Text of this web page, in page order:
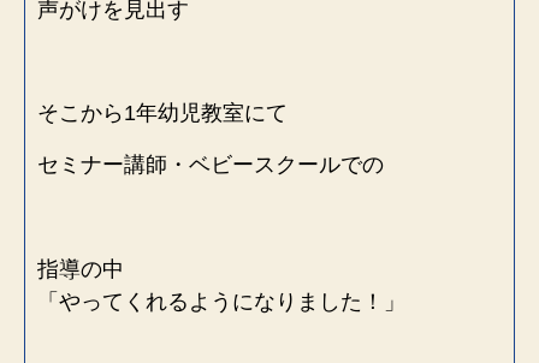
声がけを見出す
そこから1年幼児教室にて
セミナー講師・ベビースクールでの
指導の中
「やってくれるようになりました！」